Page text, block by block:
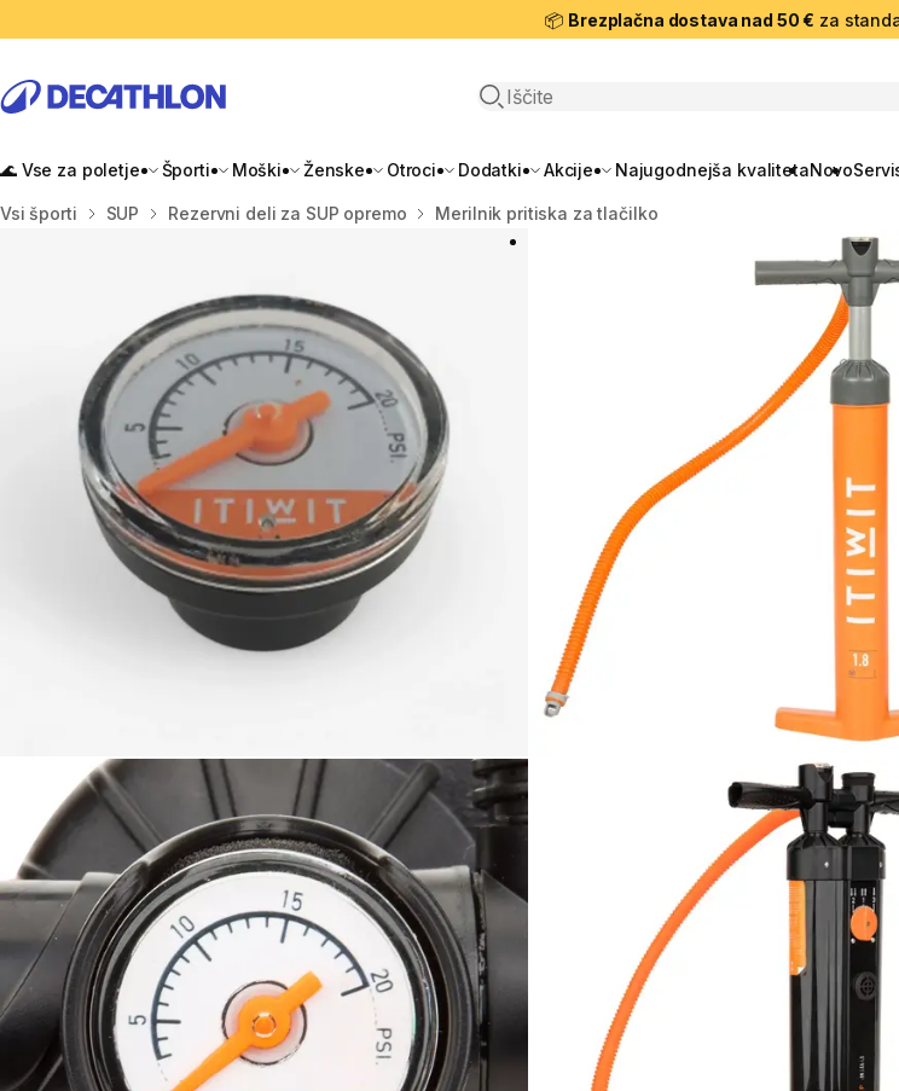
📦 Brezplačna dostava nad 50 € za
Odpri iskanje
🌊 Vse za poletje Športi Moški Ženske Otroci Dodatki Akcije Najugodnejša kvalitetaNovo
Domov
Vsi športi SUP Rezervni deli za SUP opremo Merilnik pritiska za tlačilko